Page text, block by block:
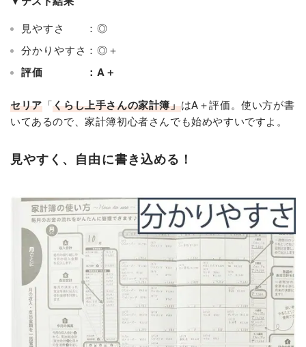
見やすさ ：◎
分かりやすさ：◎＋
評価 ：A＋
セリア「くらし上手さんの家計簿」はA＋評価。使い方が書
いてあるので、家計簿初心者さんでも始めやすいですよ。
見やすく、自由に書き込める！